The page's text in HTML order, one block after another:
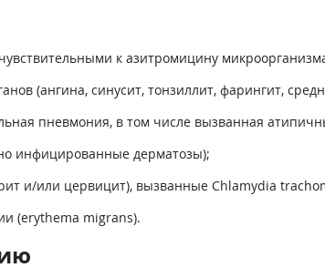
к азитромицину
(ангина, синусит, тонзиллит, фарингит,
пневмония, в том числе вызванная
инфицированные дерматозы);
и/или цервицит), вызванные Chlamydia
(erythema migrans).